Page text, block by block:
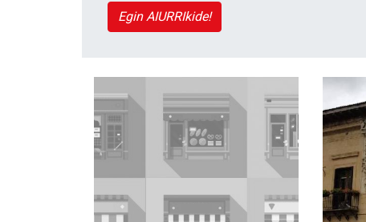
Egin AIURRIkide!